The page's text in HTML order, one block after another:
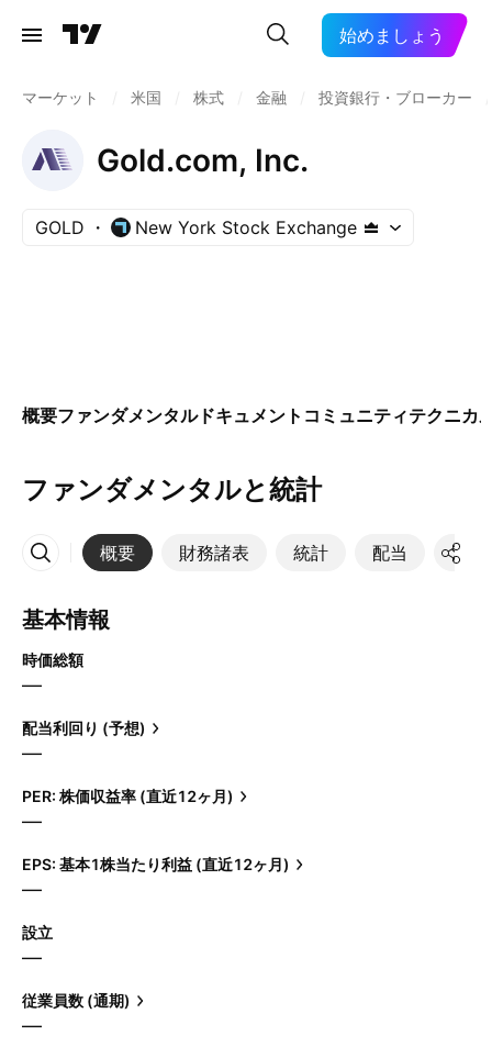
始めましょう
マーケット 米国 株式 金融 投資銀行・ブローカー
Gold.com, Inc.
GOLD New York Stock Exchange
概要ファンダメンタルドキュメント コミュニティテクニカ
ファンダメンタルと統計
概要 財務諸表 統計 配当 決算
その他
基本情報
時価総額
—
配当利回り (予想)
—
PER: 株価収益率 (直近12ヶ月)
—
EPS: 基本1株当たり利益 (直近12ヶ月)
—
設立
—
従業員数 (通期)
—